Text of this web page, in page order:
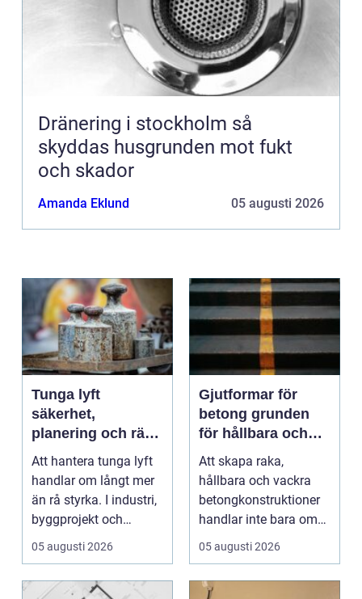
Dränering i stockholm så
skyddas husgrunden mot fukt
och skador
Amanda Eklund 05 augusti 2026
Tunga lyft
säkerhet,
planering och rätt
utrustning
Att hantera tunga lyft
handlar om långt mer
än rå styrka. I industri,
byggprojekt och
infrastruktur ...
05 augusti 2026
Gjutformar för
betong grunden
för hållbara och
precisa
konstruktioner
Att skapa raka,
hållbara och vackra
betongkonstruktioner
handlar inte bara om
rätt betongrecept elle...
05 augusti 2026